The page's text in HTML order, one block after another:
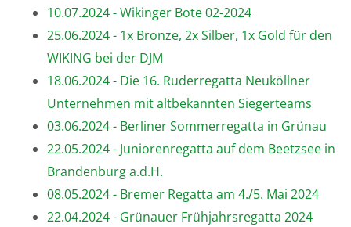
10.07.2024 - Wikinger Bote 02-2024
25.06.2024 - 1x Bronze, 2x Silber, 1x Gold für den
WIKING bei der DJM
18.06.2024 - Die 16. Ruderregatta Neuköllner
Unternehmen mit altbekannten Siegerteams
03.06.2024 - Berliner Sommerregatta in Grünau
22.05.2024 - Juniorenregatta auf dem Beetzsee in
Brandenburg a.d.H.
08.05.2024 - Bremer Regatta am 4./5. Mai 2024
22.04.2024 - Grünauer Frühjahrsregatta 2024